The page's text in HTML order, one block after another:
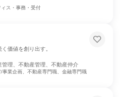
ィス・事務・受付
価値を創り出す。
理、不動産管理、不動産仲介
事業企画、不動産専門職、金融専門職